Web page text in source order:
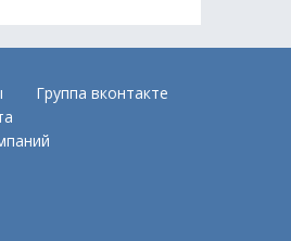
Группа вконтакте